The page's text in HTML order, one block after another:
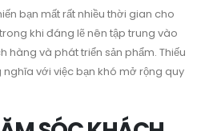
bạn mất rất nhiều thời gian cho
khi đáng lẽ nên tập trung vào
và phát triển sản phẩm. Thiếu
với việc bạn khó mở rộng quy